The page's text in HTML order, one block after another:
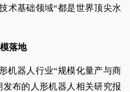
术基础领域“都是世界顶尖水
落地
机器人行业“规模化量产与商
发布的人形机器人相关研究报